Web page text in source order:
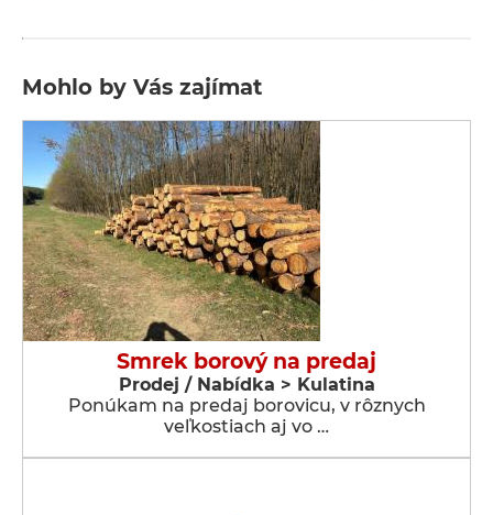
Mohlo by Vás zajímat
Smrek borový na predaj
Prodej / Nabídka > Kulatina
Ponúkam na predaj borovicu, v rôznych
veľkostiach aj vo …